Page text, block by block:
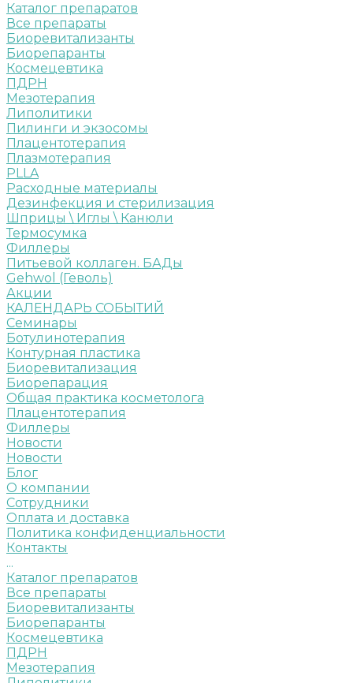
Каталог препаратов
Все препараты
Биоревитализанты
Биорепаранты
Космецевтика
ПДРН
Мезотерапия
Липолитики
Пилинги и экзосомы
Плацентотерапия
Плазмотерапия
PLLA
Расходные материалы
Дезинфекция и стерилизация
Шприцы \ Иглы \ Канюли
Термосумка
Филлеры
Питьевой коллаген. БАДы
Gehwol (Геволь)
Акции
КАЛЕНДАРЬ СОБЫТИЙ
Семинары
Ботулинотерапия
Контурная пластика
Биоревитализация
Биорепарация
Общая практика косметолога
Плацентотерапия
Филлеры
Новости
Новости
Блог
О компании
Сотрудники
Оплата и доставка
Политика конфиденциальности
Контакты
...
Каталог препаратов
Все препараты
Биоревитализанты
Биорепаранты
Космецевтика
ПДРН
Мезотерапия